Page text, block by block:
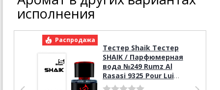
исполнения
Распродажа
Тестер Shaik Тестер
SHAIK / Парфюмерная
вода №249 Rumz Al
Rasasi 9325 Pour Lui
Rasasi 25 мл